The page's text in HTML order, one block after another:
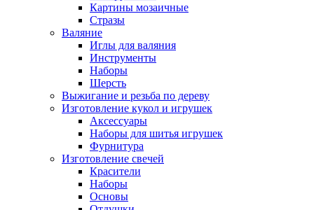
Картины мозаичные
Стразы
Валяние
Иглы для валяния
Инструменты
Наборы
Шерсть
Выжигание и резьба по дереву
Изготовление кукол и игрушек
Аксессуары
Наборы для шитья игрушек
Фурнитура
Изготовление свечей
Красители
Наборы
Основы